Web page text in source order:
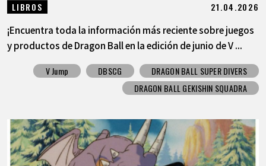
LIBROS 21.04.2026
¡Encuentra toda la información más reciente sobre juegos
y productos de Dragon Ball en la edición de junio de V ...
V Jump DBSCG
DRAGON BALL SUPER DIVERS
DRAGON BALL GEKISHIN SQUADRA